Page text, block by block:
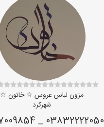
مزون لباس عروس ☆ خاتون ☆
شهرکرد
03832222050 _ 09027009854